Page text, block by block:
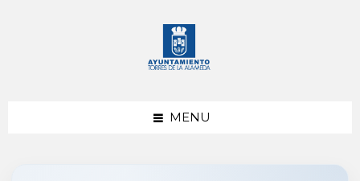
MENU